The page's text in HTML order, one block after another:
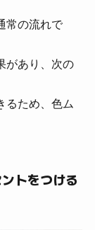
常の流れで
があり、次の
るため、色ム
トをつける